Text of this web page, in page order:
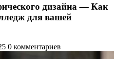
дизайна — Как
для вашей
0 комментариев